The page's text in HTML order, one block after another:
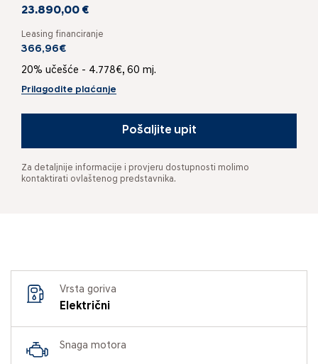
23.890,00 €
Leasing financiranje
366,96€
20% učešće - 4.778€, 60 mj.
Prilagodite plaćanje
Pošaljite upit
Za detaljnije informacije i provjeru dostupnosti molimo
kontaktirati ovlaštenog predstavnika.
Vrsta goriva
Električni
Snaga motora